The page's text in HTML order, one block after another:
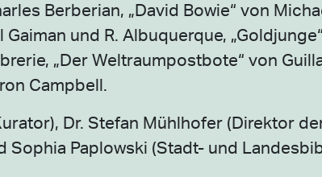
Berberian, „David Bowie“ von
und R. Albuquerque,
„Der Weltraumpostbote“ von
Campbell.
Dr. Stefan Mühlhofer (Direktor
Paplowski (Stadt- und